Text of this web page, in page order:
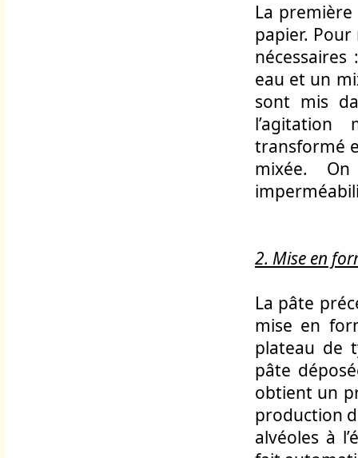
La
papier.
eau et un
sont mis
transformé
mixée.
2. Mise en
La pâte
mise en
plateau de
pâte
obtient un
production
alvéoles à